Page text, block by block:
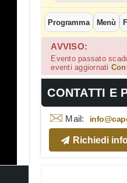
Programma Menù
AVVISO:
Evento passato
eventi aggiornati
CONTATTI E
Mail:
Richiedi